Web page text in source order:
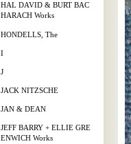
HAL DAVID & BURT BAC
HARACH Works
HONDELLS, The
I
J
JACK NITZSCHE
JAN & DEAN
JEFF BARRY + ELLIE GRE
ENWICH Works